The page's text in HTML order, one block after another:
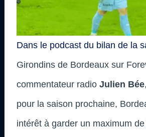
Dans le podcast du bilan de la
Girondins de Bordeaux sur
commentateur radio Julien Bée
pour la saison prochaine,
intérêt à garder un maximum